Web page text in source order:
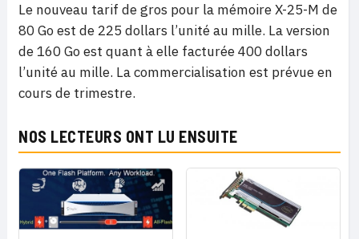
Le nouveau tarif de gros pour la mémoire X-25-M de
80 Go est de 225 dollars l’unité au mille. La version
de 160 Go est quant à elle facturée 400 dollars
l’unité au mille. La commercialisation est prévue en
cours de trimestre.
NOS LECTEURS ONT LU ENSUITE